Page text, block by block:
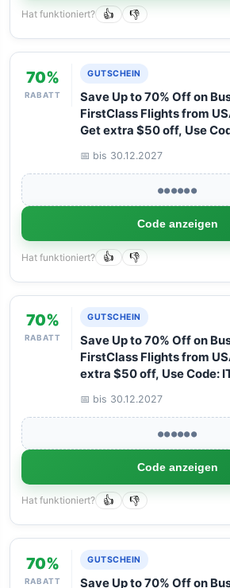
Hat funktioniert? 👍 👎
70%
RABATT
GUTSCHEIN
Save Up to 70% Off on
FirstClass Flights from
Get extra $50 off, Use
📅 bis 30.12.2027
●●●●●●
Code anzeigen
Hat funktioniert? 👍 👎
70%
RABATT
GUTSCHEIN
Save Up to 70% Off on
FirstClass Flights from
extra $50 off, Use Code:
📅 bis 30.12.2027
●●●●●●
Code anzeigen
Hat funktioniert? 👍 👎
70%
RABATT
GUTSCHEIN
Save Up to 70% Off on